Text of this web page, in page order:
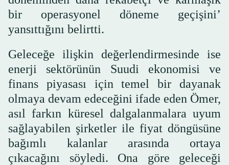
bir operasyonel döneme geçişini’
yansıttığını belirtti.
Geleceğe ilişkin değerlendirmesinde ise
enerji sektörünün Suudi ekonomisi ve
finans piyasası için temel bir dayanak
olmaya devam edeceğini ifade eden Ömer,
asıl farkın küresel dalgalanmalara uyum
sağlayabilen şirketler ile fiyat döngüsüne
bağımlı kalanlar arasında ortaya
çıkacağını söyledi. Ona göre geleceği